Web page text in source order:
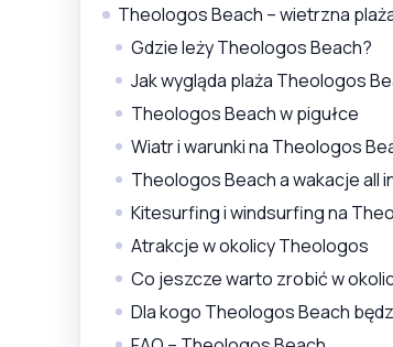
Theologos Beach – wietrzna
Gdzie leży Theologos Beach?
Jak wygląda plaża Theologos
Theologos Beach w pigułce
Wiatr i warunki na Theologos
Theologos Beach a wakacje all
Kitesurfing i windsurfing na
Atrakcje w okolicy Theologos
Co jeszcze warto zrobić w
Dla kogo Theologos Beach